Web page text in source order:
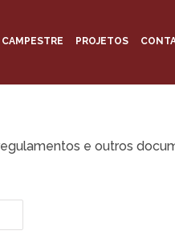
PROJETOS
e outros